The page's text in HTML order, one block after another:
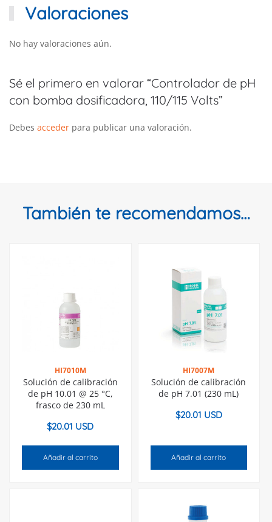
Valoraciones
No hay valoraciones aún.
Sé el primero en valorar “Controlador de pH
con bomba dosificadora, 110/115 Volts”
Debes acceder para publicar una valoración.
También te recomendamos…
HI7010M
Solución de calibración
de pH 10.01 @ 25 °C,
frasco de 230 mL
$20.01 USD
Añadir al carrito
HI7007M
Solución de calibración
de pH 7.01 (230 mL)
$20.01 USD
Añadir al carrito